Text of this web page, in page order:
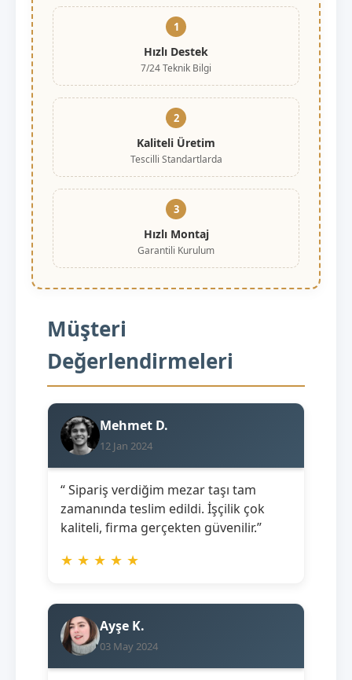
1
Hızlı Destek
7/24 Teknik Bilgi
2
Kaliteli Üretim
Tescilli Standartlarda
3
Hızlı Montaj
Garantili Kurulum
Müşteri
Değerlendirmeleri
Mehmet D.
12 Jan 2024
“ Sipariş verdiğim mezar taşı tam
zamanında teslim edildi. İşçilik çok
kaliteli, firma gerçekten güvenilir.”
★ ★ ★ ★ ★
Ayşe K.
03 May 2024